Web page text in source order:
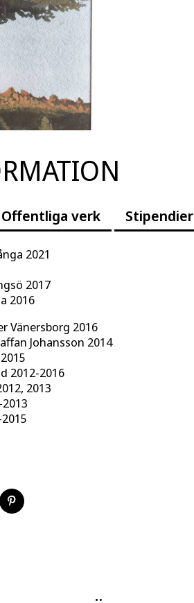
Offentliga verk Stipendier
2021
2017
2016
Vänersborg 2016
Johansson 2014
2012-2016
2013
DELA
PÅ